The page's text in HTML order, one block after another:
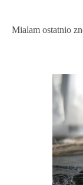
Mialam ostatnio